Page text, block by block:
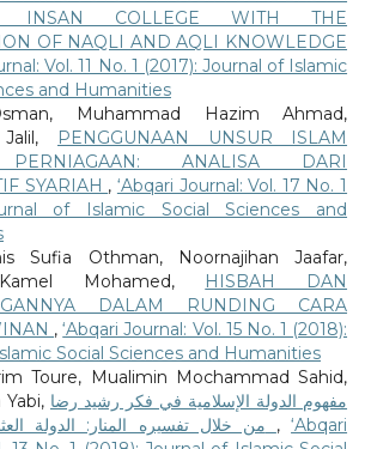
INSAN COLLEGE WITH THE
OF NAQLI AND AQLI KNOWLEDGE
Vol. 11 No. 1 (2017): Journal of Islamic
and Humanities
Muhammad Hazim Ahmad,
Jalil,
PENGGUNAAN UNSUR ISLAM
ANALISA DARI
SYARIAH , ‘Abqari Journal: Vol. 17 No. 1
of Islamic Social Sciences and
Sufia Othman, Noornajihan Jaafar,
Mohamed, HISBAH DAN
DALAM RUNDING CARA
,‘Abqari Journal: Vol. 15 No. 1 (2018):
Social Sciences and Humanities
Toure, Mualimin Mochammad Sahid,
مفهوم الدولة الإسلامية في فكر رشيد رضا
,‘Abqari